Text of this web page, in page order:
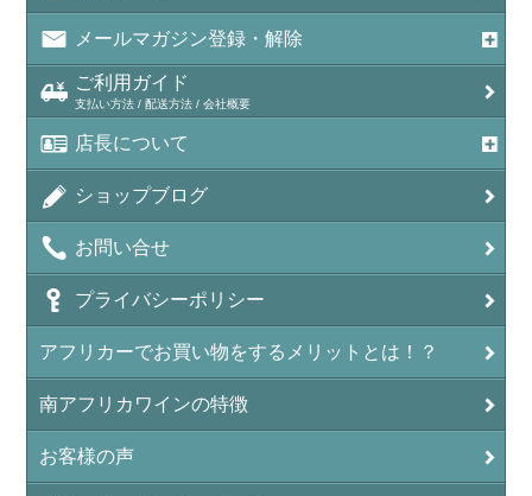
メールマガジン登録・解除
ご利用ガイド
支払い方法 / 配送方法 / 会社概要
店長について
ショップブログ
お問い合せ
プライバシーポリシー
アフリカーでお買い物をするメリットとは！？
南アフリカワインの特徴
お客様の声